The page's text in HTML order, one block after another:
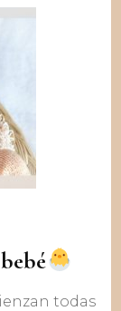
todas